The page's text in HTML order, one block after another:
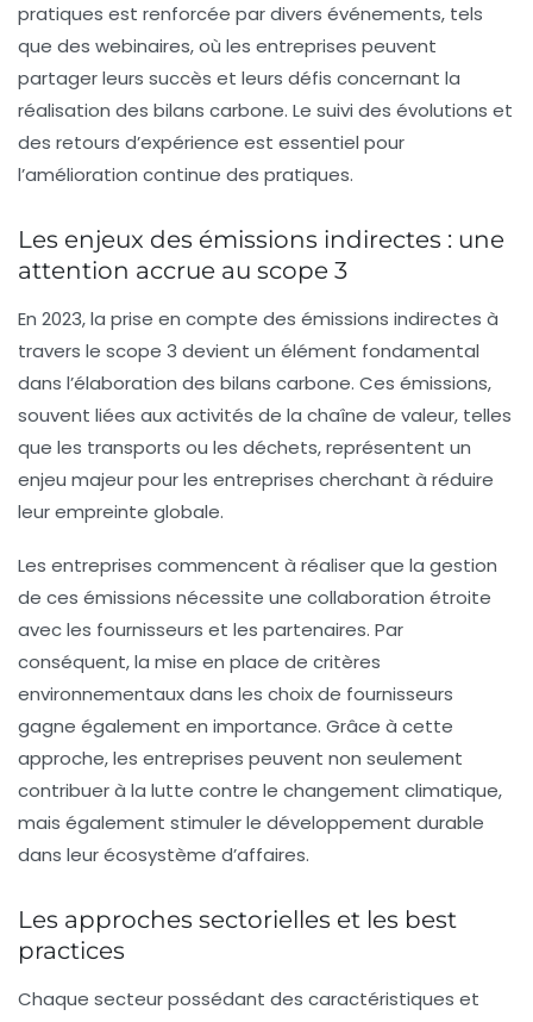
pratiques est renforcée par divers événements, tels
que des webinaires, où les entreprises peuvent
partager leurs succès et leurs défis concernant la
réalisation des bilans carbone. Le suivi des évolutions et
des retours d’expérience est essentiel pour
l’amélioration continue des pratiques.
Les enjeux des émissions indirectes : une
attention accrue au scope 3
En 2023, la prise en compte des émissions indirectes à
travers le scope 3 devient un élément fondamental
dans l’élaboration des bilans carbone. Ces émissions,
souvent liées aux activités de la chaîne de valeur, telles
que les transports ou les déchets, représentent un
enjeu majeur pour les entreprises cherchant à réduire
leur empreinte globale.
Les entreprises commencent à réaliser que la gestion
de ces émissions nécessite une collaboration étroite
avec les fournisseurs et les partenaires. Par
conséquent, la mise en place de critères
environnementaux dans les choix de fournisseurs
gagne également en importance. Grâce à cette
approche, les entreprises peuvent non seulement
contribuer à la lutte contre le changement climatique,
mais également stimuler le développement durable
dans leur écosystème d’affaires.
Les approches sectorielles et les best
practices
Chaque secteur possédant des caractéristiques et